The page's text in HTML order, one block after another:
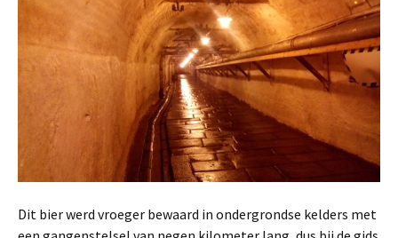
Dit bier werd vroeger bewaard in ondergrondse kelders met